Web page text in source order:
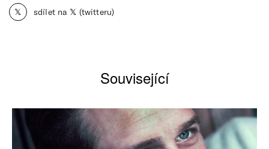
𝕏 sdílet na 𝕏 (twitteru)
Související